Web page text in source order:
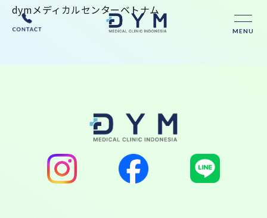
MENU
dymメディカルセンターベトナム